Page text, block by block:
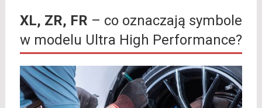
XL, ZR, FR – co oznaczają symbole
w modelu Ultra High Performance?